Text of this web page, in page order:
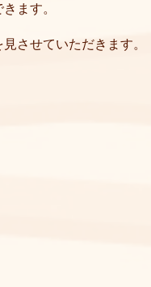
ます。
させていただきます。